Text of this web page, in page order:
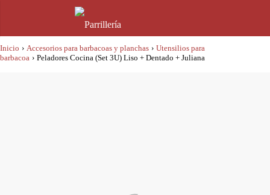
Inicio › Accesorios para barbacoas y planchas › Utensilios para
barbacoa › Peladores Cocina (Set 3U) Liso + Dentado + Juliana